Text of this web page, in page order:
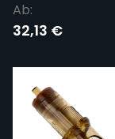
Ab:
32,13 €